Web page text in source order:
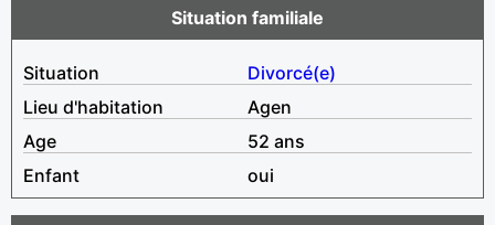
Situation familiale
Situation
Divorcé(e)
Lieu d'habitation
Agen
Age
52 ans
Enfant
oui